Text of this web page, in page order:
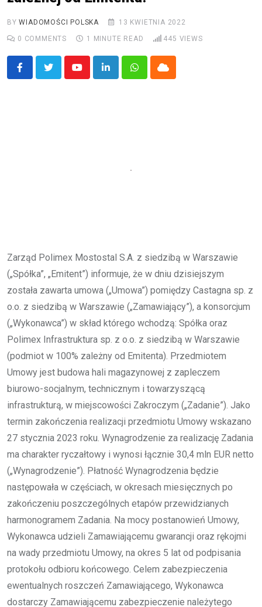
BYWIADOMOŚCI POLSKA
13 KWIETNIA 2022
0 COMMENTS 1 MINUTE READ 445 VIEWS
YoutubeLinkedInWhatsappCloud
Zarząd Polimex Mostostal S.A. z siedzibą w Warszawie
(„Spółka”, „Emitent”) informuje, że w dniu dzisiejszym
została zawarta umowa („Umowa”) pomiędzy Castagna sp. z
o.o. z siedzibą w Warszawie („Zamawiający”), a konsorcjum
(„Wykonawca”) w skład którego wchodzą: Spółka oraz
Polimex Infrastruktura sp. z o.o. z siedzibą w Warszawie
(podmiot w 100% zależny od Emitenta). Przedmiotem
Umowy jest budowa hali magazynowej z zapleczem
biurowo-socjalnym, technicznym i towarzyszącą
infrastrukturą, w miejscowości Zakroczym („Zadanie”). Jako
termin zakończenia realizacji przedmiotu Umowy wskazano
27 stycznia 2023 roku. Wynagrodzenie za realizację Zadania
ma charakter ryczałtowy i wynosi łącznie 30,4 mln EUR netto
(„Wynagrodzenie”). Płatność Wynagrodzenia będzie
następowała w częściach, w okresach miesięcznych po
zakończeniu poszczególnych etapów przewidzianych
harmonogramem Zadania. Na mocy postanowień Umowy,
Wykonawca udzieli Zamawiającemu gwarancji oraz rękojmi
na wady przedmiotu Umowy, na okres 5 lat od podpisania
protokołu odbioru końcowego. Celem zabezpieczenia
ewentualnych roszczeń Zamawiającego, Wykonawca
dostarczy Zamawiającemu zabezpieczenie należytego